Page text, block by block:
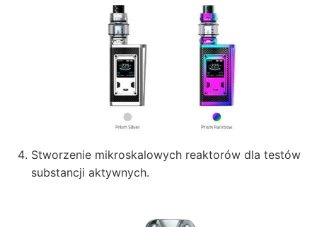
Stworzenie mikroskalowych reaktorów dla testów
substancji aktywnych.